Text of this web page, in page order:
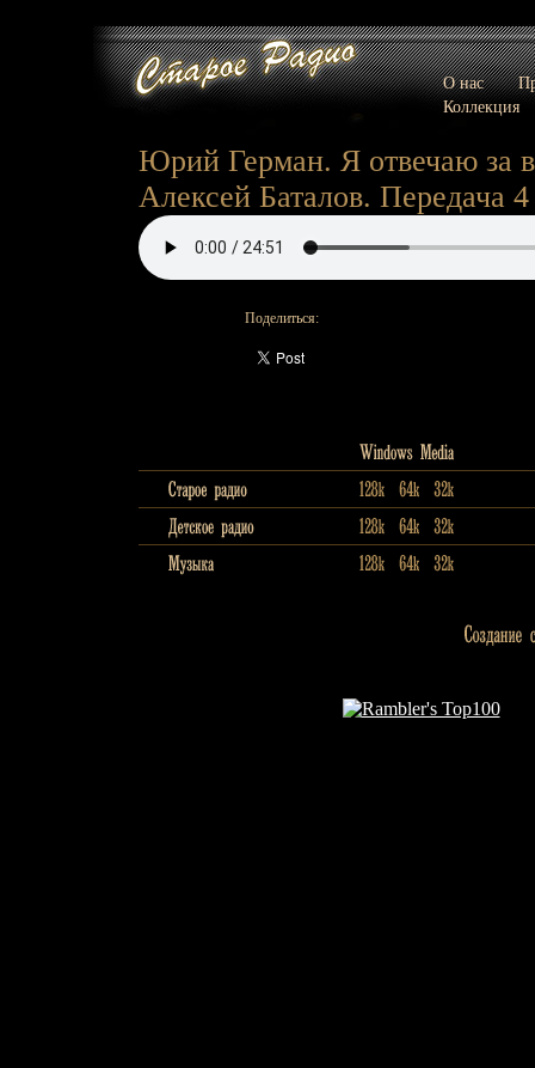
О нас
Коллекция
Юрий Герман. Я отвечаю за
Алексей Баталов. Передача 4
Поделиться: